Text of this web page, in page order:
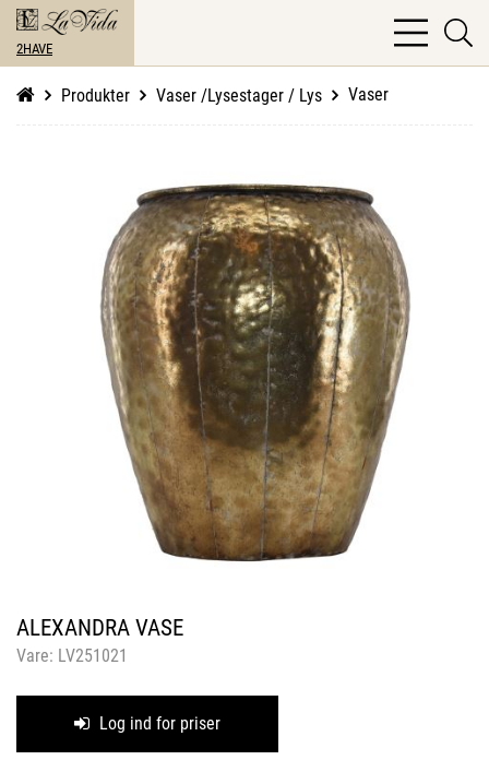
2HAVE
bars
light
Produkter Vaser /Lysestager / Lys Vaser
ALEXANDRA VASE
Vare: LV251021
Log ind for priser